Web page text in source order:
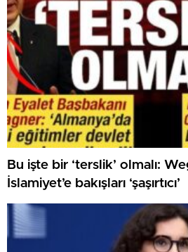
Bu işte bir ‘terslik’ olmalı:
İslamiyet’e bakışları ‘şaşırtıcı’